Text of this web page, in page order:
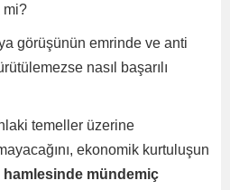
mi?
görüşünün emrinde ve anti
nasıl başarılı
temeller üzerine
ekonomik kurtuluşun
hamlesinde mündemiç